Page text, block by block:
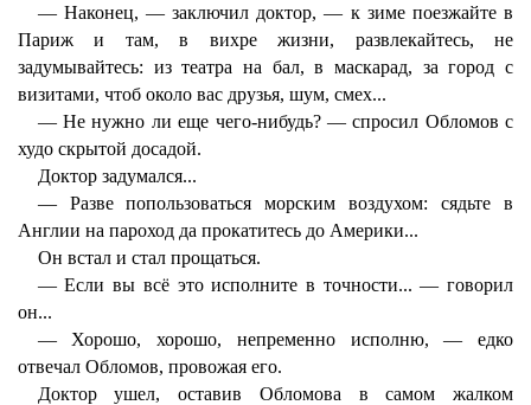
— Наконец, — заключил доктор, — к зиме поезжайте в
Париж и там, в вихре жизни, развлекайтесь, не
задумывайтесь: из театра на бал, в маскарад, за город с
визитами, чтоб около вас друзья, шум, смех...
— Не нужно ли еще чего-нибудь? — спросил Обломов с
худо скрытой досадой.
Доктор задумался...
— Разве попользоваться морским воздухом: сядьте в
Англии на пароход да прокатитесь до Америки...
Он встал и стал прощаться.
— Если вы всё это исполните в точности... — говорил
он...
— Хорошо, хорошо, непременно исполню, — едко
отвечал Обломов, провожая его.
Доктор ушел, оставив Обломова в самом жалком